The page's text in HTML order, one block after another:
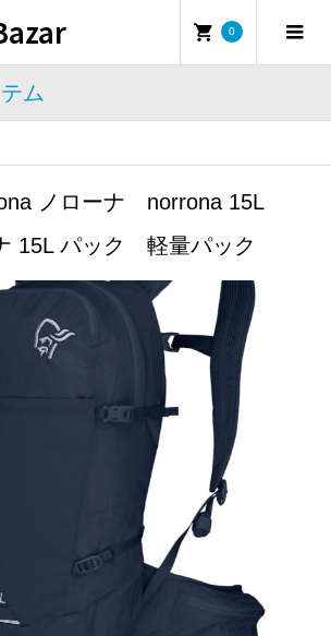
0
ム
WP_Error::$name in
ノローナ norrona 15L
15L パック 軽量パック